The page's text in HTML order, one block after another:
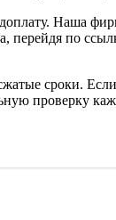
Наша
перейдя по
сроки.
проверку